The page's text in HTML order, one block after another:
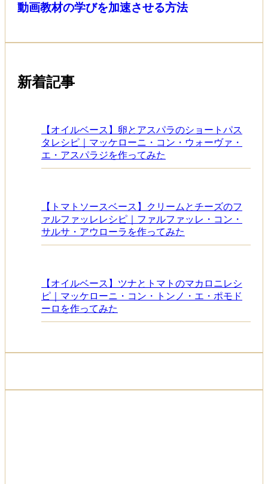
動画教材の学びを加速させる方法
新着記事
【オイルベース】卵とアスパラのショートパス
タレシピ｜マッケローニ・コン・ウォーヴァ・
エ・アスパラジを作ってみた
【トマトソースベース】クリームとチーズのフ
ァルファッレレシピ｜ファルファッレ・コン・
サルサ・アウローラを作ってみた
【オイルベース】ツナとトマトのマカロニレシ
ピ｜マッケローニ・コン・トンノ・エ・ポモド
ーロを作ってみた